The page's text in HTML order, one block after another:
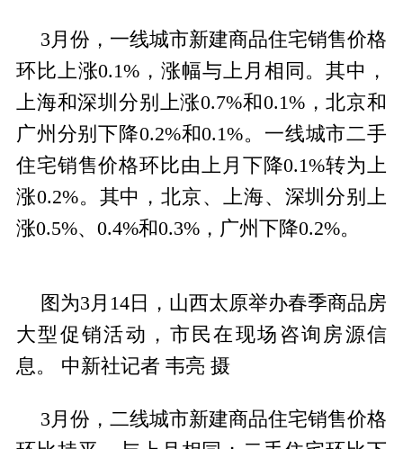
3月份，一线城市新建商品住宅销售价格
环比上涨0.1%，涨幅与上月相同。其中，
上海和深圳分别上涨0.7%和0.1%，北京和
广州分别下降0.2%和0.1%。一线城市二手
住宅销售价格环比由上月下降0.1%转为上
涨0.2%。其中，北京、上海、深圳分别上
涨0.5%、0.4%和0.3%，广州下降0.2%。
图为3月14日，山西太原举办春季商品房
大型促销活动，市民在现场咨询房源信
息。 中新社记者 韦亮 摄
3月份，二线城市新建商品住宅销售价格